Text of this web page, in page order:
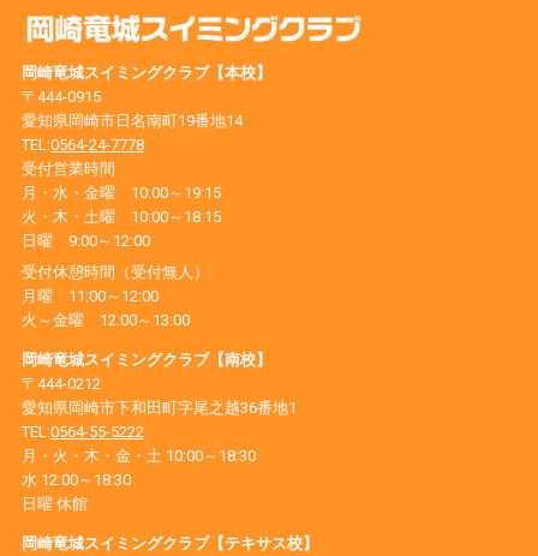
岡崎竜城スイミングクラブ【本校】
〒444-0915
愛知県岡崎市日名南町19番地14
TEL:0564-24-7778
受付営業時間
月・水・金曜 10:00～19:15
火・木・土曜 10:00～18:15
日曜 9:00～12:00
受付休憩時間（受付無人）
月曜 11:00～12:00
火～金曜 12:00～13:00
岡崎竜城スイミングクラブ【南校】
〒444-0212
愛知県岡崎市下和田町字尾之越36番地1
TEL:0564-55-5222
月・火・木・金・土 10:00～18:30
水 12:00～18:30
日曜 休館
岡崎竜城スイミングクラブ【テキサス校】